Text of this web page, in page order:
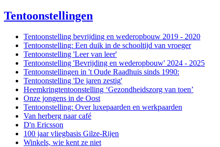
Kamp Rijen
Tentoonstellingen
Tentoonstelling bevrijding en wederopbouw 2019 - 2020
Tentoonstelling: Een duik in de schooltijd van vroeger
Tentoonstelling 'Leer van leer'
Tentoonstelling 'Bevrijding en wederopbouw' 2024 - 2025
Tentoonstellingen in 't Oude Raadhuis sinds 1990:
Tentoonstelling 'De jaren zestig'
Heemkringtentoonstelling ‘Gezondheidszorg van toen’
Onze jongens in de Oost
Tentoonstelling: Over luxepaarden en werkpaarden
Van herberg naar café
D'n Ericsson
100 jaar vliegbasis Gilze-Rijen
Winkels, wie kent ze niet